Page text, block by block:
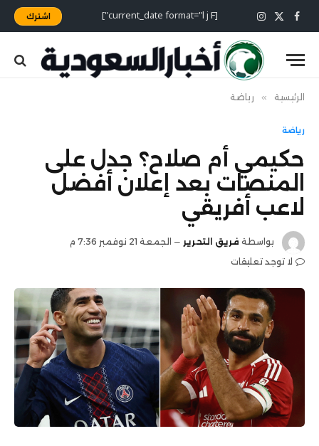
فيسبوك
X
(Twitter)
الانستغرام [current_date format="l j F"] اشترك
الرئيسية » رياضة
رياضة
حكيمي أم صلاح؟ جدل على
المنصات بعد إعلان أفضل
لاعب أفريقي
بواسطة فريق التحرير
الجمعة 21 نوفمبر 7:36 م
لا توجد تعليقات